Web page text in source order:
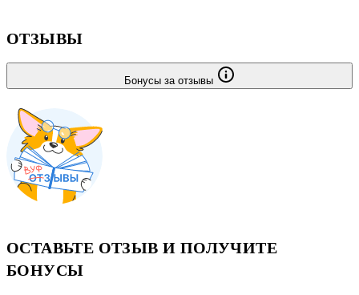
ОТЗЫВЫ
Бонусы за отзывы
ОСТАВЬТЕ ОТЗЫВ И ПОЛУЧИТЕ
БОНУСЫ